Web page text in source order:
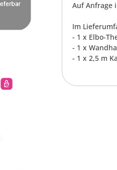
Auf Anfrage
Im
- 1 x Elbo-
- 1 x
- 1 x 2,5 m